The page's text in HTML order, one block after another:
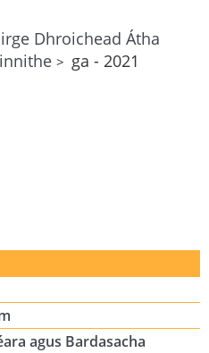
Dhroichead Átha
ga - 2021
agus Bardasacha